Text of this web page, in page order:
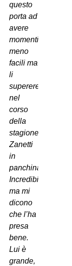
questo
porta ad
avere
momenti
meno
facili ma
li
supereremo
nel
corso
della
stagione.
Zanetti
in
panchina?
Incredibile,
ma mi
dicono
che l’ha
presa
bene.
Lui è
grande,